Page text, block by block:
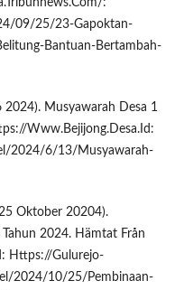
:
09/25/23-Gapoktan-
Bantuan-Bertambah-
2024). Musyawarah Desa 1
Www.Bejijong.Desa.Id:
2024/6/13/Musyawarah-
Oktober 20204).
2024. Hämtat Från
Https://Gulurejo-
2024/10/25/Pembinaan-